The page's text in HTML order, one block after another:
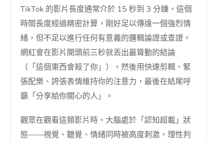
TikTok 的影片長度通常介於 15 秒到 3 分鐘，這個
時間長度經過精密計算，剛好足以傳達一個強烈情
緒，但不足以進行任何有意義的邏輯論證或查證。
網紅會在影片開頭前三秒就丟出最聳動的結論
（「這個東西會殺了你」），然後用快速剪輯、緊
張配樂、誇張表情維持你的注意力，最後在結尾呼
籲「分享給你關心的人」。
觀眾在觀看這類影片時，大腦處於「認知超載」狀
態——視覺、聽覺、情緒同時被高度刺激，理性判